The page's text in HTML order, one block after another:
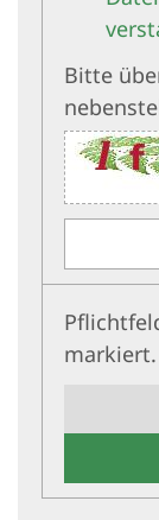
Bitte
markiert.